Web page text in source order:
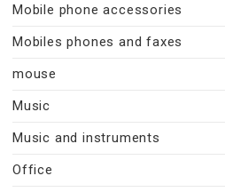
Mobile phone accessories
Mobiles phones and faxes
mouse
Music
Music and instruments
Office